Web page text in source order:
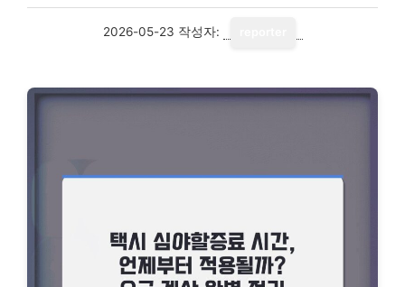
2026-05-23 작성자: